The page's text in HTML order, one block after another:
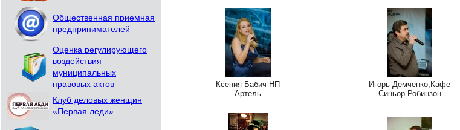
Общественная приемная
предпринимателей
Оценка регулирующего
воздействия
муниципальных
правовых актов
Клуб деловых женщин
«Первая леди»
Ксения Бабич НП
Артель
Игорь Демченко,Кафе
Синьор Робинзон